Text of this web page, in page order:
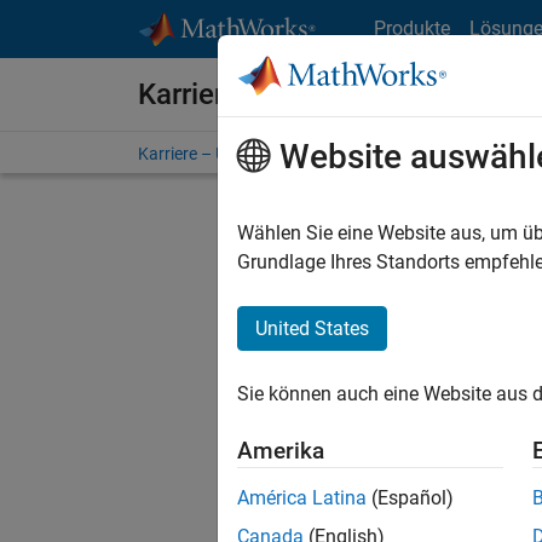
Produkte
Karriere bei MathWorks
Karriere – Übersicht Stellensuche
FILTER:
Stellen
Es
Region
Website
Wählen Sie eine Website aus, um
Grundlage Ihres Standorts
United States
Sie können auch eine Website aus
Amerika
América Latina (Español)
Canada (English)